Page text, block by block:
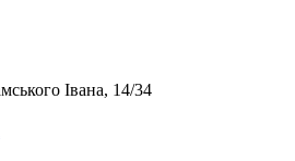
Івана, 14/34